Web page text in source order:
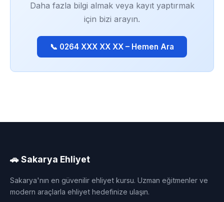
Daha fazla bilgi almak veya kayıt yaptırmak
için bizi arayın.
📞 0264 XXX XX XX – Hemen Ara
🚗 Sakarya Ehliyet
Sakarya'nın en güvenilir ehliyet kursu. Uzman eğitmenler ve
modern araçlarla ehliyet hedefinize ulaşın.